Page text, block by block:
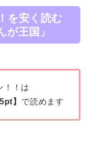
を安く読む
王国」
！！は
】 で読めます